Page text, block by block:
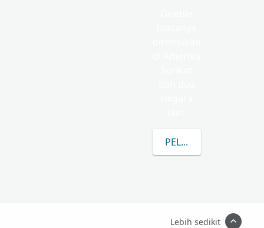
PELAJARI LEBIH
Lebih sedikit